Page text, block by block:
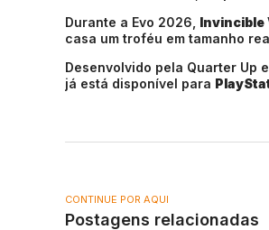
Durante a Evo 2026, Invincible
casa um troféu em tamanho
Desenvolvido pela Quarter Up
já está disponível para
CONTINUE POR AQUI
Postagens relacionadas